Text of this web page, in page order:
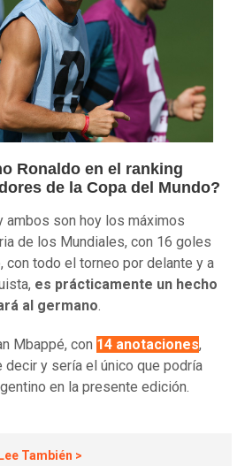
Ronaldo en el ranking
de la Copa del Mundo?
ambos son hoy los máximos
de los Mundiales, con 16 goles
con todo el torneo por delante y a
es prácticamente un hecho
al germano
Mbappé, con 14 anotaciones,
decir y sería el único que podría
en la presente edición.
Lee También >